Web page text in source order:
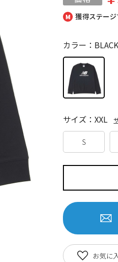
獲得ステー
カラー：BLACK
S
サイズ：XXL
お気に